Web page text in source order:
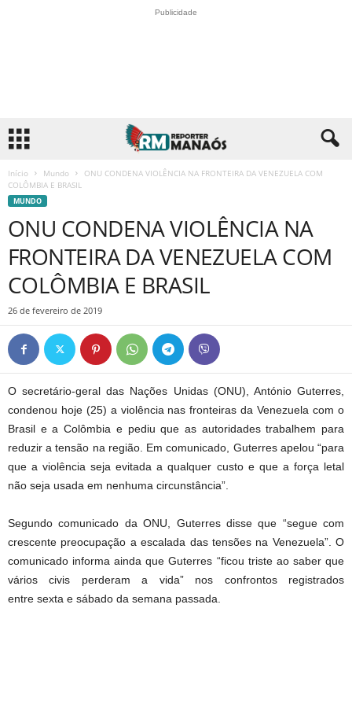
Publicidade
Início Mundo
ONU CONDENA VIOLÊNCIA NA FRONTEIRA DA VENEZUELA COM
COLÔMBIA E BRASIL
MUNDO
ONU CONDENA VIOLÊNCIA NA
FRONTEIRA DA VENEZUELA COM
COLÔMBIA E BRASIL
26 de fevereiro de 2019
O secretário-geral das Nações Unidas (ONU), António Guterres,
condenou hoje (25) a violência nas fronteiras da Venezuela com o
Brasil e a Colômbia e pediu que as autoridades trabalhem para
reduzir a tensão na região. Em comunicado, Guterres apelou “para
que a violência seja evitada a qualquer custo e que a força letal
não seja usada em nenhuma circunstância”.
Segundo comunicado da ONU, Guterres disse que “segue com
crescente preocupação a escalada das tensões na Venezuela”. O
comunicado informa ainda que Guterres “ficou triste ao saber que
vários civis perderam a vida” nos confrontos registrados
entre sexta e sábado da semana passada.